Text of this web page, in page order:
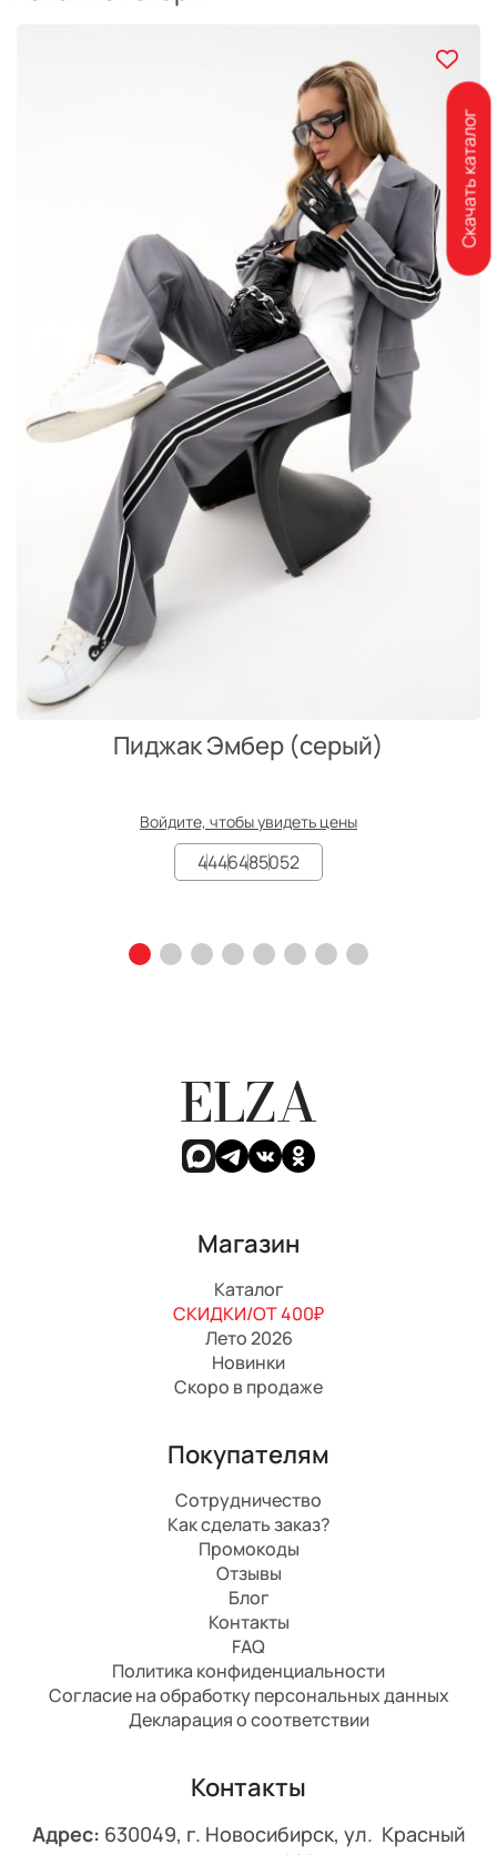
Пиджак Эмбер (серый)
Войдите, чтобы увидеть цены
4446485052
ELZA
Магазин
Каталог
СКИДКИ/ОТ 400₽
Лето 2026
Новинки
Скоро в продаже
Покупателям
Сотрудничество
Как сделать заказ?
Промокоды
Отзывы
Блог
Контакты
FAQ
Политика конфиденциальности
Согласие на обработку персональных данных
Декларация о соответствии
Контакты
Адрес: 630049, г. Новосибирск, ул. Красный
Скачать каталог